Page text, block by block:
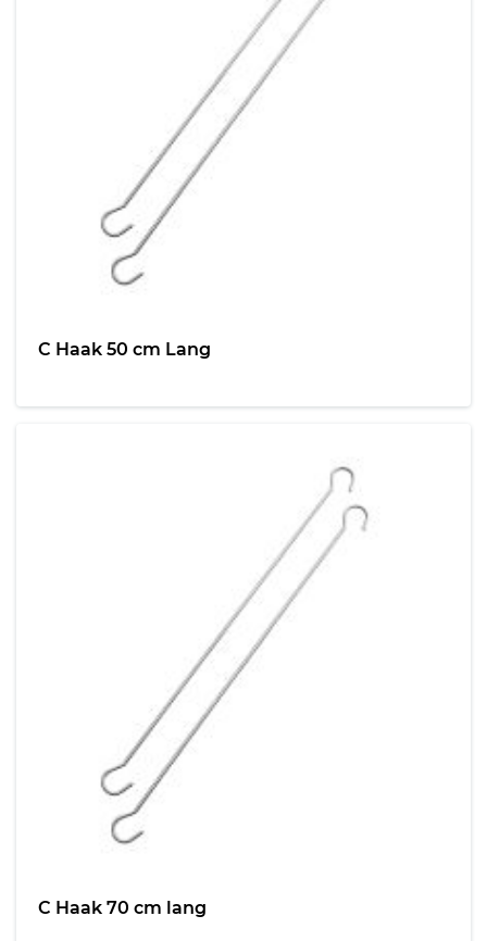
C Haak 50 cm Lang
C Haak 70 cm lang